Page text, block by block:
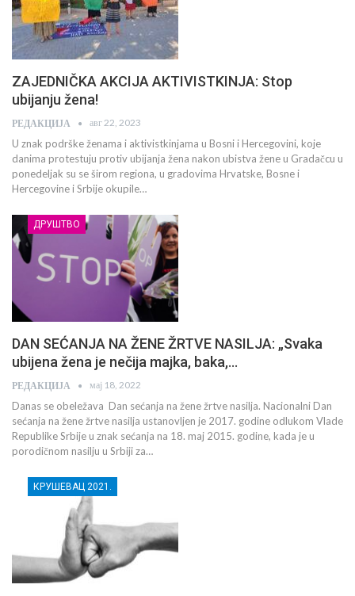
ZAJEDNIČKA AKCIJA AKTIVISTKINJA: Stop
ubijanju žena!
РЕДАКЦИЈА авг 22, 2023
U znak podrške ženama i aktivistkinjama u Bosni i Hercegovini, koje
danima protestuju protiv ubijanja žena nakon ubistva žene u Gradačcu u
ponedeljak su se širom regiona, u gradovima Hrvatske, Bosne i
Hercegovine i Srbije okupile…
ДРУШТВО
DAN SEĆANJA NA ŽENE ŽRTVE NASILJA: „Svaka
ubijena žena je nečija majka, baka,…
РЕДАКЦИЈА мај 18, 2022
Danas se obeležava Dan sećanja na žene žrtve nasilja. Nacionalni Dan
sećanja na žene žrtve nasilja ustanovljen je 2017. godine odlukom Vlade
Republike Srbije u znak sećanja na 18. maj 2015. godine, kada je u
porodičnom nasilju u Srbiji za…
КРУШЕВАЦ 2021.